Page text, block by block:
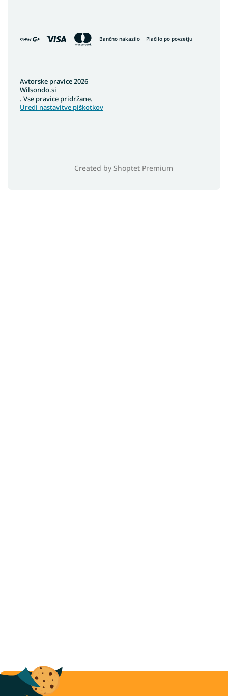
Bančno nakazilo Plačilo po povzetju
Created by Shoptet Premium
Avtorske pravice 2026
Wilsondo.si
. Vse pravice pridržane.
Uredi nastavitve piškotkov